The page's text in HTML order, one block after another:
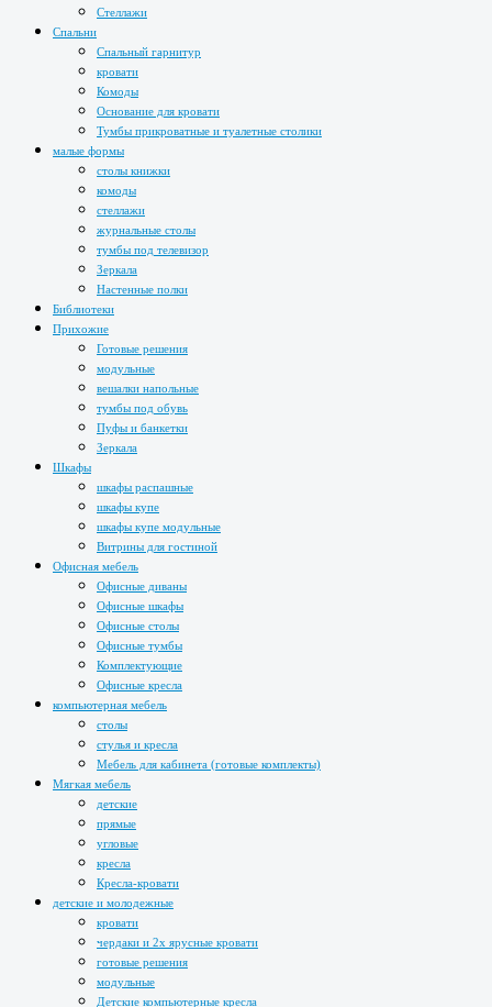
Стеллажи
Спальни
Спальный гарнитур
кровати
Комоды
Основание для кровати
Тумбы прикроватные и туалетные столики
малые формы
столы книжки
комоды
стеллажи
журнальные столы
тумбы под телевизор
Зеркала
Настенные полки
Библиотеки
Прихожие
Готовые решения
модульные
вешалки напольные
тумбы под обувь
Пуфы и банкетки
Зеркала
Шкафы
шкафы распашные
шкафы купе
шкафы купе модульные
Витрины для гостиной
Офисная мебель
Офисные диваны
Офисные шкафы
Офисные столы
Офисные тумбы
Комплектующие
Офисные кресла
компьютерная мебель
столы
стулья и кресла
Мебель для кабинета (готовые комплекты)
Мягкая мебель
детские
прямые
угловые
кресла
Кресла-кровати
детские и молодежные
кровати
чердаки и 2х ярусные кровати
готовые решения
модульные
Детские компьютерные кресла